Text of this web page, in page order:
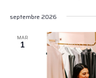
septembre 2026
MAR
1